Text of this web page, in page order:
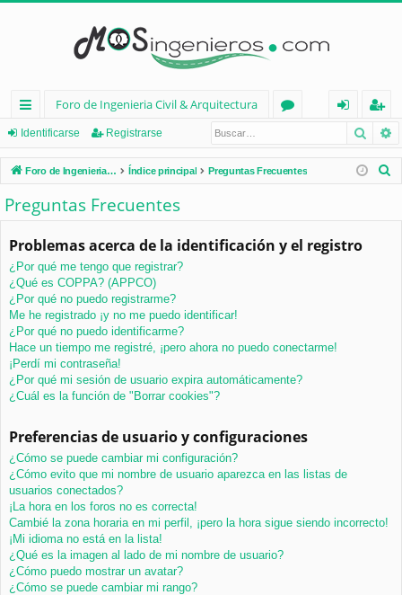
nl
ac
es
rá
pi
d
os
Foro de Ingenieria Civil & Arquitectura
os
nt
ifi
rs
eg
ist
ra
Identificarse Registrarse
Foro de Ingenieria Civil & Arquitectura Índice principal Preguntas Frecuentes
Preguntas Frecuentes
Problemas acerca de la identificación y el registro
¿Por qué me tengo que registrar?
¿Qué es COPPA? (APPCO)
¿Por qué no puedo registrarme?
Me he registrado ¡y no me puedo identificar!
¿Por qué no puedo identificarme?
Hace un tiempo me registré, ¡pero ahora no puedo conectarme!
¡Perdí mi contraseña!
¿Por qué mi sesión de usuario expira automáticamente?
¿Cuál es la función de "Borrar cookies"?
Preferencias de usuario y configuraciones
¿Cómo se puede cambiar mi configuración?
¿Cómo evito que mi nombre de usuario aparezca en las listas de
usuarios conectados?
¡La hora en los foros no es correcta!
Cambié la zona horaria en mi perfil, ¡pero la hora sigue siendo incorrecto!
¡Mi idioma no está en la lista!
¿Qué es la imagen al lado de mi nombre de usuario?
¿Cómo puedo mostrar un avatar?
¿Cómo se puede cambiar mi rango?